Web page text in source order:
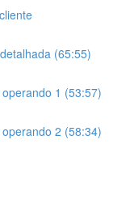
(65:55)
1 (53:57)
2 (58:34)